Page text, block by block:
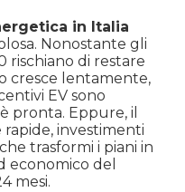
in Italia
Nonostante gli
rischiano di restare
cresce lentamente,
EV sono
pronta. Eppure, il
rapide, investimenti
trasformi i piani in
economico del
mesi.